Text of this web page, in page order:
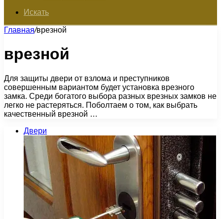
Искать
Главная/врезной
врезной
Для защиты двери от взлома и преступников
совершенным вариантом будет установка врезного
замка. Среди богатого выбора разных врезных замков не
легко не растеряться. Поболтаем о том, как выбрать
качественный врезной …
Двери